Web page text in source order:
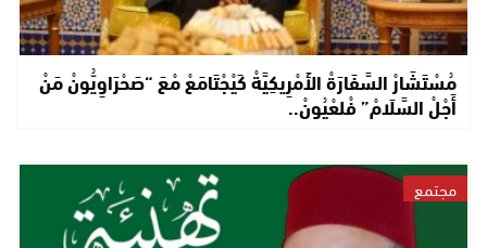
مُسْتَشَارْ السَّفَارَةْ الأَمْرِيكِيَّةْ كَيْجْتَامَعْ مْعَ “صَحْرَاوِيُّونْ مَنْ
أَجْلْ السَّلَامْ” فْلعْيُونْ..
مجتمع